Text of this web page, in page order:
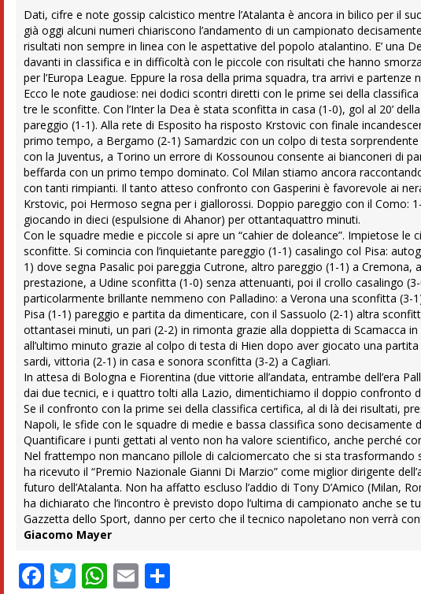
Dati, cifre e note gossip calcistico mentre l’Atalanta è ancora in bilico per il
già oggi alcuni numeri chiariscono l’andamento di un campionato
risultati non sempre in linea con le aspettative del popolo atalantino. E’ una
davanti in classifica e in difficoltà con le piccole con risultati che hanno
per l’Europa League. Eppure la rosa della prima squadra, tra arrivi e
Ecco le note gaudiose: nei dodici scontri diretti con le prime sei della
tre le sconfitte. Con l’Inter la Dea è stata sconfitta in casa (1-0), gol al 20’
pareggio (1-1). Alla rete di Esposito ha risposto Krstovic con finale
primo tempo, a Bergamo (2-1) Samardzic con un colpo di testa
con la Juventus, a Torino un errore di Kossounou consente ai bianconeri di
beffarda con un primo tempo dominato. Col Milan stiamo ancora
con tanti rimpianti. Il tanto atteso confronto con Gasperini è favorevole ai
Krstovic, poi Hermoso segna per i giallorossi. Doppio pareggio con il Como:
giocando in dieci (espulsione di Ahanor) per ottantaquattro minuti.
Con le squadre medie e piccole si apre un “cahier de doleance”. Impietose le
sconfitte. Si comincia con l’inquietante pareggio (1-1) casalingo col Pisa:
1) dove segna Pasalic poi pareggia Cutrone, altro pareggio (1-1) a
prestazione, a Udine sconfitta (1-0) senza attenuanti, poi il crollo casalingo
particolarmente brillante nemmeno con Palladino: a Verona una sconfitta
Pisa (1-1) pareggio e partita da dimenticare, con il Sassuolo (2-1) altra
ottantasei minuti, un pari (2-2) in rimonta grazie alla doppietta di Scamacca
all’ultimo minuto grazie al colpo di testa di Hien dopo aver giocato una
sardi, vittoria (2-1) in casa e sonora sconfitta (3-2) a Cagliari.
In attesa di Bologna e Fiorentina (due vittorie all’andata, entrambe dell’era
dai due tecnici, e i quattro tolti alla Lazio, dimentichiamo il doppio confronto
Se il confronto con la prime sei della classifica certifica, al di là dei risultati,
Napoli, le sfide con le squadre di medie e bassa classifica sono
Quantificare i punti gettati al vento non ha valore scientifico, anche perché
Nel frattempo non mancano pillole di calciomercato che si sta
ha ricevuto il “Premio Nazionale Gianni Di Marzio” come miglior dirigente
futuro dell’Atalanta. Non ha affatto escluso l’addio di Tony D’Amico (Milan,
ha dichiarato che l’incontro è previsto dopo l’ultima di campionato anche
Gazzetta dello Sport, danno per certo che il tecnico napoletano non verrà
Giacomo Mayer
Facebook
Twitter
WhatsApp
Email